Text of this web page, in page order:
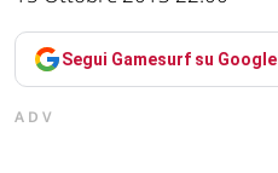
Segui Gamesurf su Google
ADV